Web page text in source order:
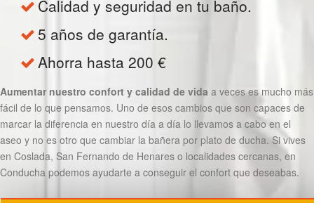
Calidad y seguridad en tu baño.
5 años de garantía.
Ahorra hasta 200 €
Aumentar nuestro confort y calidad de vida a veces es mucho más
fácil de lo que pensamos. Uno de esos cambios que son capaces de
marcar la diferencia en nuestro día a día lo llevamos a cabo en el
aseo y no es otro que cambiar la bañera por plato de ducha. Si vives
en Coslada, San Fernando de Henares o localidades cercanas, en
Conducha podemos ayudarte a conseguir el confort que deseabas.